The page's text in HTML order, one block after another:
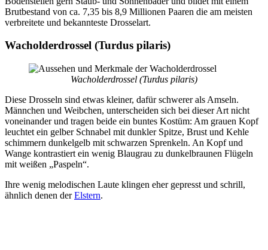
Brutbestand von ca. 7,35 bis 8,9 Millionen Paaren die am meisten
verbreitete und bekannteste Drosselart.
Wacholderdrossel (Turdus pilaris)
Wacholderdrossel (Turdus pilaris)
Diese Drosseln sind etwas kleiner, dafür schwerer als Amseln.
Männchen und Weibchen, unterscheiden sich bei dieser Art nicht
voneinander und tragen beide ein buntes Kostüm: Am grauen Kopf
leuchtet ein gelber Schnabel mit dunkler Spitze, Brust und Kehle
schimmern dunkelgelb mit schwarzen Sprenkeln. An Kopf und
Wange kontrastiert ein wenig Blaugrau zu dunkelbraunen Flügeln
mit weißen „Paspeln“.
Ihre wenig melodischen Laute klingen eher gepresst und schrill,
ähnlich denen derElstern.